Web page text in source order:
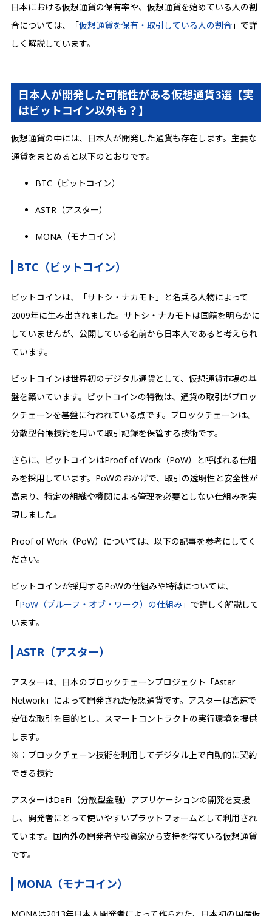
日本における仮想通貨の保有率や、仮想通貨を始めている人の割
合については、「仮想通貨を保有・取引している人の割合 」で詳
しく解説しています。
日本人が開発した可能性がある仮想通貨3選【実
はビットコイン以外も？】
仮想通貨の中には、日本人が開発した通貨も存在します。主要な
通貨をまとめると以下のとおりです。
BTC（ビットコイン）
ASTR（アスター）
MONA（モナコイン）
BTC（ビットコイン）
ビットコインは、「サトシ・ナカモト」と名乗る人物によって
2009年に生み出されました。サトシ・ナカモトは国籍を明らかに
していませんが、公開している名前から日本人であると考えられ
ています。
ビットコインは世界初のデジタル通貨として、仮想通貨市場の基
盤を築いています。ビットコインの特徴は、通貨の取引がブロッ
クチェーンを基盤に行われている点です。​​ブロックチェーンは、
分散型台帳技術を用いて取引記録を保管する技術です。
さらに、ビットコインはProof of Work（PoW）と呼ばれる仕組
みを採用しています。PoWのおかげで、取引の透明性と安全性が
高まり、特定の組織や機関による管理を必要としない仕組みを実
現しました。
Proof of Work（PoW）については、以下の記事を参考にしてく
ださい。
ビットコインが採用するPoWの仕組みや特徴については、
「PoW（プルーフ・オブ・ワーク）の仕組み 」で詳しく解説して
います。
ASTR（アスター）
アスターは、日本のブロックチェーンプロジェクト「Astar
Network」によって開発された仮想通貨です。アスターは高速で
安価な取引を目的とし、スマートコントラクトの実行環境を提供
します。
※：ブロックチェーン技術を利用してデジタル上で自動的に契約
できる技術
アスターはDeFi（分散型金融）アプリケーションの開発を支援
し、開発者にとって使いやすいプラットフォームとして利用され
ています。国内外の開発者や投資家から支持を得ている仮想通貨
です。
MONA（モナコイン）